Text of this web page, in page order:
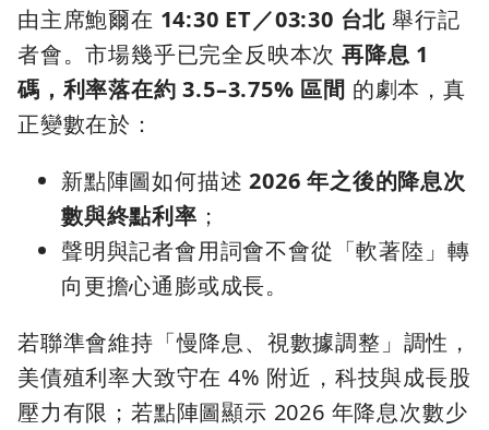
由主席鮑爾在 14:30 ET／03:30 台北 舉行記
者會。市場幾乎已完全反映本次 再降息 1
碼，利率落在約 3.5–3.75% 區間 的劇本，真
正變數在於：
新點陣圖如何描述2026 年之後的降息次
數與終點利率 ；
聲明與記者會用詞會不會從「軟著陸」轉
向更擔心通膨或成長。
若聯準會維持「慢降息、視數據調整」調性，
美債殖利率大致守在 4% 附近，科技與成長股
壓力有限；若點陣圖顯示 2026 年降息次數少